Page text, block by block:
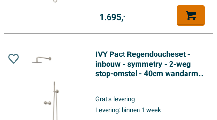
1.695,-
IVY Pact Regendoucheset -
inbouw - symmetry - 2-weg
stop-omstel - 40cm wandarm -
doucheslang - 3-standen
handdouche - Geborsteld
Gratis levering
Levering:binnen 1 week